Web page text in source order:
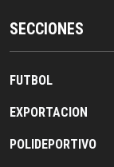
SECCIONES
FUTBOL
EXPORTACION
POLIDEPORTIVO